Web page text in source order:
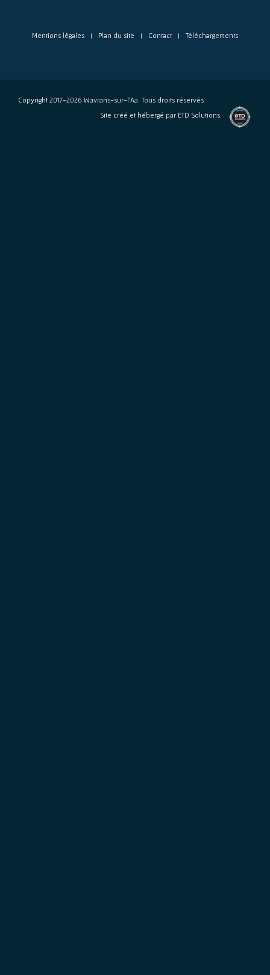
Mentions légales Plan du site Contact Téléchargements
Copyright 2017-2026 Wavrans-sur-l’Aa. Tous droits réservés
Site créé et hébergé parl'agence
ETD Solutions.